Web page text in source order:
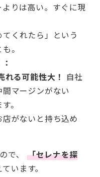
よりは高い。すぐに現
てくれたら」という
。
れる可能性大！ 自社
マージンがない
。
店がないと持ち込め
で、 「セレナを探
います。